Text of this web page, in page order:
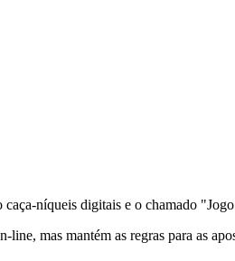
níqueis digitais e o chamado
mas mantém as regras para as